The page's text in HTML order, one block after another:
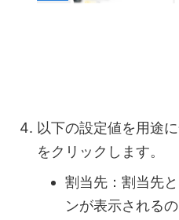
以下の設定値を用途
をクリックします。
割当先：割当先
ンが表示される